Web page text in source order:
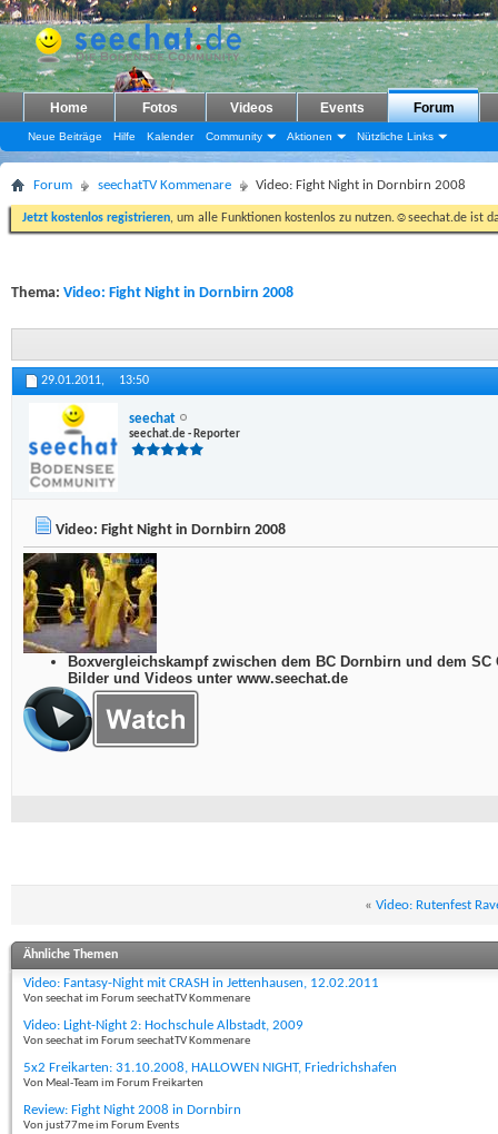
Home Fotos Videos Events Forum
Neue Beiträge Hilfe Kalender Community Aktionen Nützliche Links
Forum seechatTV Kommenare Video: Fight Night in Dornbirn 2008
Jetzt kostenlos registrieren, um alle Funktionen kostenlos zu nutzen.☺seechat.de ist
Thema: Video: Fight Night in Dornbirn 2008
29.01.2011, 13:50
seechat
seechat.de - Reporter
Video: Fight Night in Dornbirn 2008
Boxvergleichskampf zwischen dem BC Dornbirn und dem
Bilder und Videos unter www.seechat.de
« Video: Rutenfest
Ähnliche Themen
Video: Fantasy-Night mit CRASH in Jettenhausen, 12.02.2011
Von seechat im Forum seechatTV Kommenare
Video: Light-Night 2: Hochschule Albstadt, 2009
Von seechat im Forum seechatTV Kommenare
5x2 Freikarten: 31.10.2008, HALLOWEN NIGHT, Friedrichshafen
Von Meal-Team im Forum Freikarten
Review: Fight Night 2008 in Dornbirn
Von just77me im Forum Events